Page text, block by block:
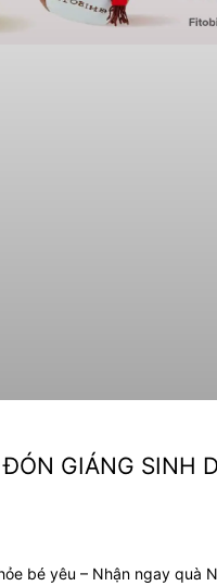
GIÁNG SINH
bé yêu – Nhận ngay quà